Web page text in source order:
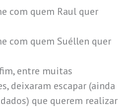
com quem Raul quer
com quem Suéllen quer
entre muitas
deixaram escapar (ainda
que querem realizar